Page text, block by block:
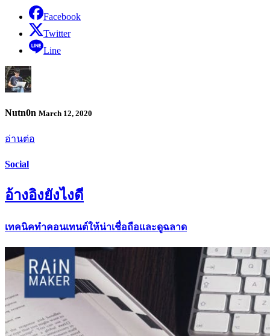
Facebook
Twitter
Line
Nutn0n March 12, 2020
อ่านต่อ
Social
อ้างอิงยังไงดี
เทคนิคทำคอนเทนต์ให้น่าเชื่อถือและดูฉลาด